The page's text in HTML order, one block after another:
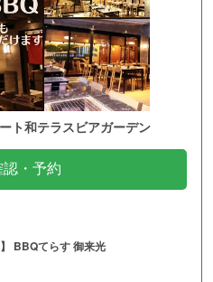
ト和テラスビアガーデン
認・予約
BBQてらす 御来光